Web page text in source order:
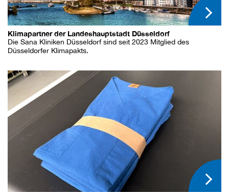
Klimapartner der Landeshauptstadt Düsseldorf
Die Sana Kliniken Düsseldorf sind seit 2023 Mitglied des
Düsseldorfer Klimapakts.